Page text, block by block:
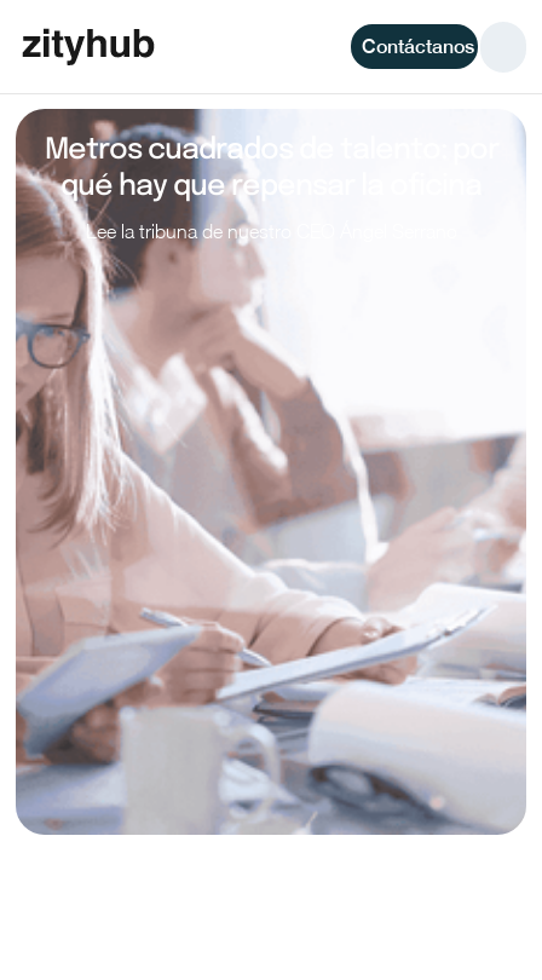
Contáctanos
Metros cuadrados de talento: por
qué hay que repensar la oficina
Lee la tribuna de nuestro CEO Ángel Serrano